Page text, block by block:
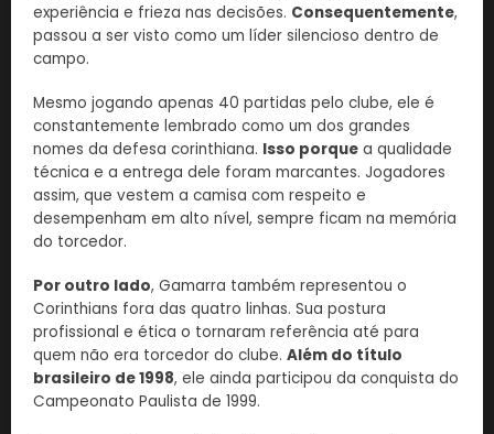
experiência e frieza nas decisões. Consequentemente,
passou a ser visto como um líder silencioso dentro de
campo.
Mesmo jogando apenas 40 partidas pelo clube, ele é
constantemente lembrado como um dos grandes
nomes da defesa corinthiana. Isso porque a qualidade
técnica e a entrega dele foram marcantes. Jogadores
assim, que vestem a camisa com respeito e
desempenham em alto nível, sempre ficam na memória
do torcedor.
Por outro lado, Gamarra também representou o
Corinthians fora das quatro linhas. Sua postura
profissional e ética o tornaram referência até para
quem não era torcedor do clube. Além do título
brasileiro de 1998, ele ainda participou da conquista do
Campeonato Paulista de 1999.